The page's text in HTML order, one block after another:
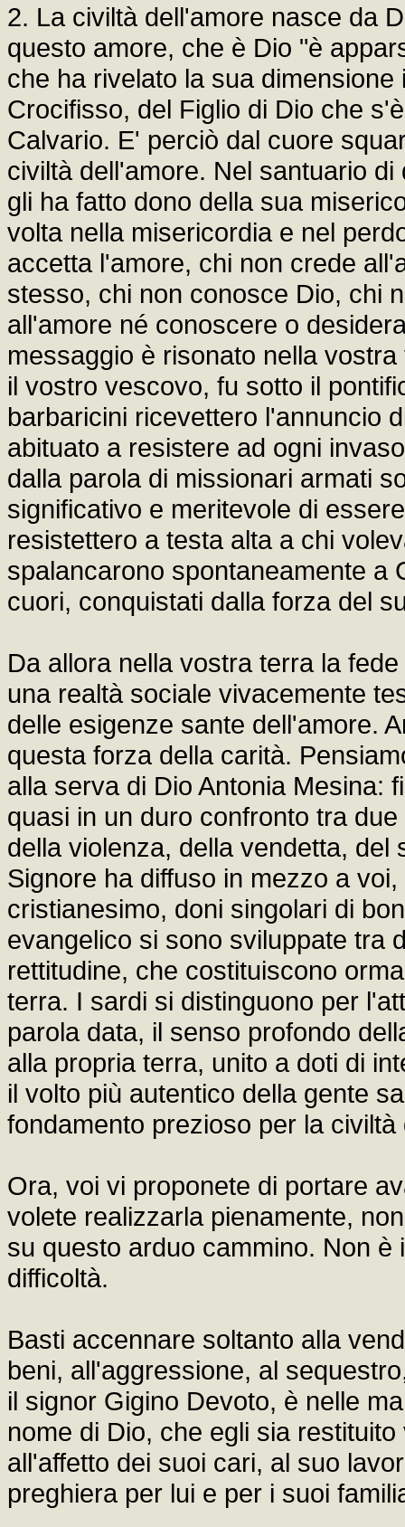
2. La civiltà dell'amore nasce da
questo amore, che è Dio "è
che ha rivelato la sua
Crocifisso, del Figlio di Dio che
Calvario. E' perciò dal cuore
civiltà dell'amore. Nel santuario
gli ha fatto dono della sua
volta nella misericordia e nel
accetta l'amore, chi non crede
stesso, chi non conosce Dio, chi
all'amore né conoscere o
messaggio è risonato nella
il vostro vescovo, fu sotto il
barbaricini ricevettero l'annuncio
abituato a resistere ad ogni
dalla parola di missionari armati
significativo e meritevole di
resistettero a testa alta a chi
spalancarono spontaneamente a
cuori, conquistati dalla forza del
Da allora nella vostra terra la
una realtà sociale vivacemente
delle esigenze sante dell'amore.
questa forza della carità.
alla serva di Dio Antonia Mesina:
quasi in un duro confronto tra
della violenza, della vendetta,
Signore ha diffuso in mezzo a
cristianesimo, doni singolari di
evangelico si sono sviluppate tra
rettitudine, che costituiscono
terra. I sardi si distinguono per
parola data, il senso profondo
alla propria terra, unito a doti di
il volto più autentico della gente
fondamento prezioso per la civiltà
Ora, voi vi proponete di portare
volete realizzarla pienamente,
su questo arduo cammino. Non
difficoltà.
Basti accennare soltanto alla
beni, all'aggressione, al
il signor Gigino Devoto, è nelle
nome di Dio, che egli sia
all'affetto dei suoi cari, al suo
preghiera per lui e per i suoi